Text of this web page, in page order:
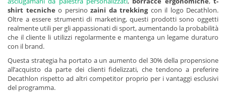
shirt tecniche o persino zaini da trekkingcon il logo Decathlon.
Oltre a essere strumenti di marketing, questi prodotti sono oggetti
realmente utili per gli appassionati di sport, aumentando la probabilità
che il cliente li utilizzi regolarmente e mantenga un legame duraturo
con il brand.
Questa strategia ha portato a un aumento del 30% della propensione
all’acquisto da parte dei clienti fidelizzati, che tendono a preferire
Decathlon rispetto ad altri competitor proprio per i vantaggi esclusivi
del programma.